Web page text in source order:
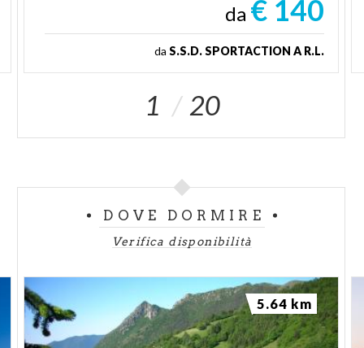
da € 140
da S.S.D. SPORTACTION A R.L.
1 20
DOVE DORMIRE
Verifica disponibilità
5.64 km